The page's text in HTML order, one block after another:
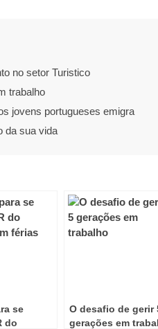
no setor Turistico
trabalho
jovens portugueses emigra
da sua vida
se
do
O desafio de gerir
gerações em